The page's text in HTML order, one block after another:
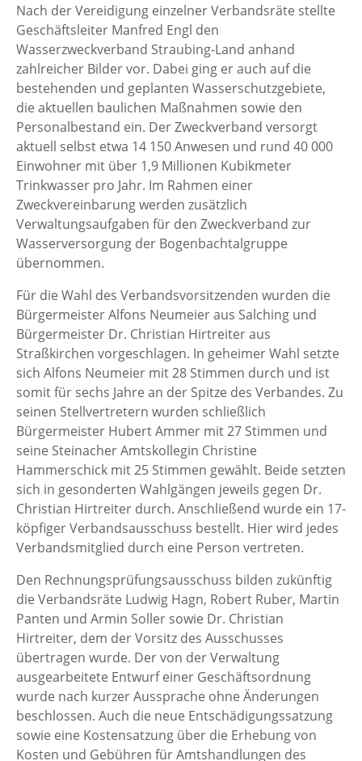
Nach der Vereidigung einzelner Verbandsräte stellte
Geschäftsleiter Manfred Engl den
Wasserzweckverband Straubing-Land anhand
zahlreicher Bilder vor. Dabei ging er auch auf die
bestehenden und geplanten Wasserschutzgebiete,
die aktuellen baulichen Maßnahmen sowie den
Personalbestand ein. Der Zweckverband versorgt
aktuell selbst etwa 14 150 Anwesen und rund 40 000
Einwohner mit über 1,9 Millionen Kubikmeter
Trinkwasser pro Jahr. Im Rahmen einer
Zweckvereinbarung werden zusätzlich
Verwaltungsaufgaben für den Zweckverband zur
Wasserversorgung der Bogenbachtalgruppe
übernommen.
Für die Wahl des Verbandsvorsitzenden wurden die
Bürgermeister Alfons Neumeier aus Salching und
Bürgermeister Dr. Christian Hirtreiter aus
Straßkirchen vorgeschlagen. In geheimer Wahl setzte
sich Alfons Neumeier mit 28 Stimmen durch und ist
somit für sechs Jahre an der Spitze des Verbandes. Zu
seinen Stellvertretern wurden schließlich
Bürgermeister Hubert Ammer mit 27 Stimmen und
seine Steinacher Amtskollegin Christine
Hammerschick mit 25 Stimmen gewählt. Beide setzten
sich in gesonderten Wahlgängen jeweils gegen Dr.
Christian Hirtreiter durch. Anschließend wurde ein 17-
köpfiger Verbandsausschuss bestellt. Hier wird jedes
Verbandsmitglied durch eine Person vertreten.
Den Rechnungsprüfungsausschuss bilden zukünftig
die Verbandsräte Ludwig Hagn, Robert Ruber, Martin
Panten und Armin Soller sowie Dr. Christian
Hirtreiter, dem der Vorsitz des Ausschusses
übertragen wurde. Der von der Verwaltung
ausgearbeitete Entwurf einer Geschäftsordnung
wurde nach kurzer Aussprache ohne Änderungen
beschlossen. Auch die neue Entschädigungssatzung
sowie eine Kostensatzung über die Erhebung von
Kosten und Gebühren für Amtshandlungen des